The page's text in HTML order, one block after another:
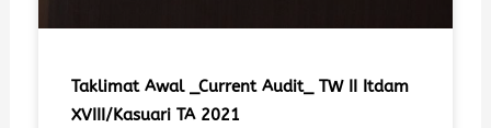
Taklimat Awal _Current Audit_ TW II Itdam
XVIII/Kasuari TA 2021